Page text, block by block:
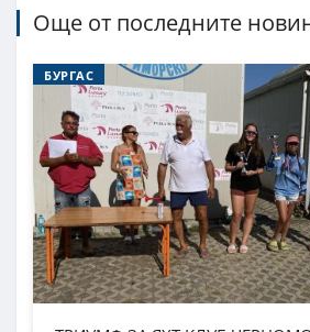
Още от последните
БУРГАС